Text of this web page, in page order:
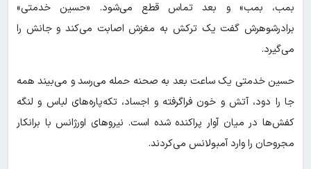
بمب، بمب» و بعد تماس قطع می‌شود. «حسین خدمتی»
برادرشوهرش گفت یک ترکش به مغزش اصابت می‌کند و جانش را
می‌گیرد.
حسین خدمتی یک ساعت بعد به صحنه حمله می‌رسد و می‌بیند همه
جا را دود، آتش و خون فراگرفته و اجساد، تکه‌پاره‌های لباس و لنگه
کفش‌ها در میان آوار پراکنده شده‌ است. نیروهای اورژانس با برانکار
مجروحان را وارد آمبولانس می‌کردند.